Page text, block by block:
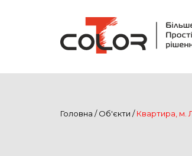
Головна /Об'єкти /Квартира, м.